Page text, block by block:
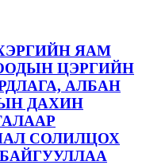
ЯАМ
ЦЭРГИЙН
АЛБАН
ДАХИН
СОЛИЛЦОХ